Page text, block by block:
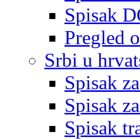
Spisak
Pregled
Srbi u
Spisak
Spisak
Spisak